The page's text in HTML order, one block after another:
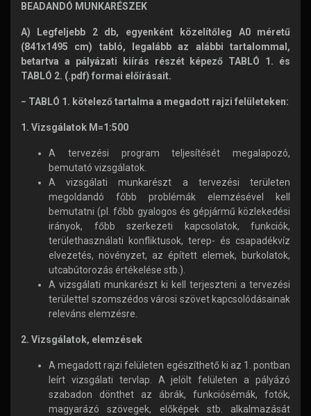
BEADANDÓ MUNKARÉSZEK
A) Legfeljebb 2 db, egyenként közelítőleg A0 méretű
(841x1495 cm) tabló, legalább az alábbi tartalommal,
betartva a pályázati kiírás részét képező TABLÓ 1. és
TABLÓ 2. (.pdf) formai előírásait.
− TABLÓ 1. kötelező tartalma a megadott rajzi felületeken:
1. Vizsgálatok M=1:500
A tervezési program teljesítését megalapozó,
bemutató vizsgálatok.
A vizsgálati munkarészt a tervezési területen
megoldandó főbb problémák elemzésével kell
bemutatni (pl. főbb gyalogos és gépjármű közlekedési
irányok, főbb szerkezeti kapcsolatok, funkciók,
területhasználati konfliktusok, terep- és csapadékvíz
elvezetés, növényzet, az épített elemek, burkolatok,
utcabútorozás értékelése stb.).
A vizsgálati munkarészt ki kell terjeszteni a tervezési
területtel szomszédos városi szövet kapcsolódásainak
releváns elemzésre.
2. Vizsgálatok, elemzések
A megadott rajzi felületen egészíthető ki az 1. pontban
leírt vizsgálati tervlap. A jelölt felületen a pályázó
szabadon dönthet az ábrák, funkciósémák, fotók,
magyarázó szövegek, előképek stb. alkalmazását